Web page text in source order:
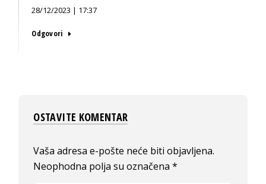
28/12/2023 | 17:37
Odgovori
OSTAVITE KOMENTAR
Vaša adresa e-pošte neće biti objavljena.
Neophodna polja su označena*